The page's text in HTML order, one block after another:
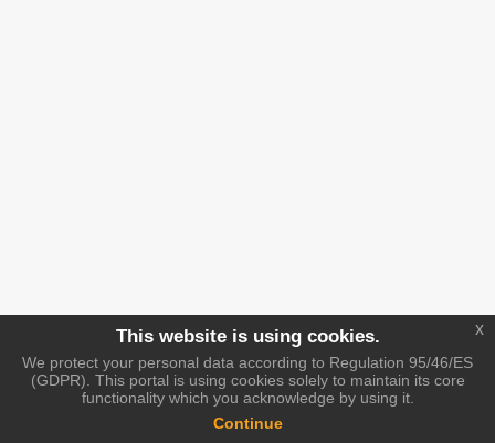
This website is using cookies.
We protect your personal data according to Regulation 95/46/ES
(GDPR). This portal is using cookies solely to maintain its core
functionality which you acknowledge by using it.
Continue
x